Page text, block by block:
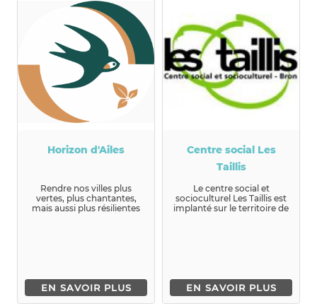
Horizon d'Ailes
Rendre nos villes plus
vertes, plus chantantes,
mais aussi plus résilientes
EN SAVOIR PLUS
Centre social Les
Taillis
Le centre social et
socioculturel Les Taillis est
implanté sur le territoire de
EN SAVOIR PLUS